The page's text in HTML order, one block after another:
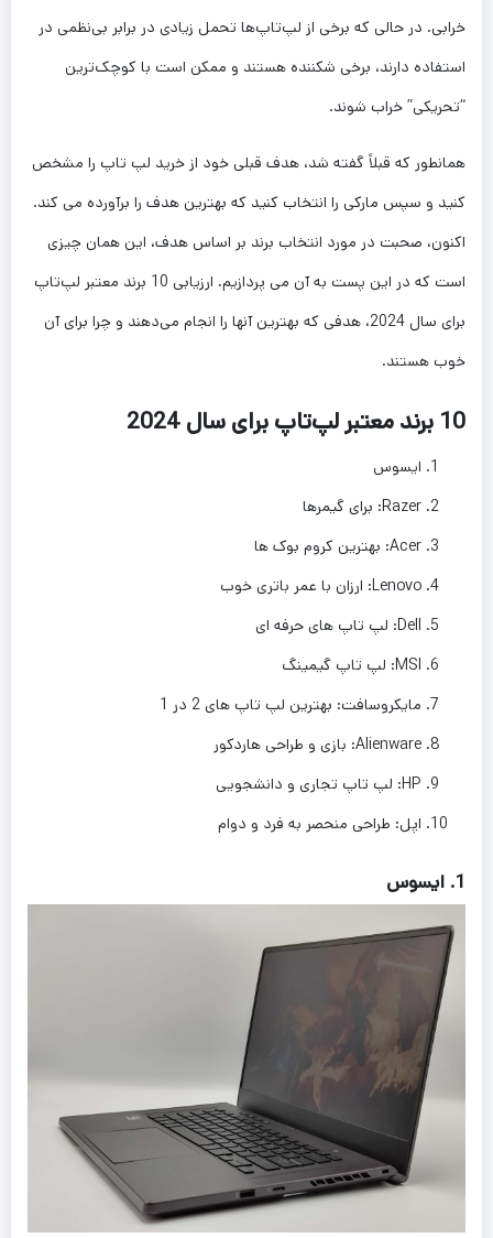
خرابی. در حالی که برخی از لپ‌تاپ‌ها تحمل زیادی در برابر بی‌نظمی در
استفاده دارند، برخی شکننده هستند و ممکن است با کوچک‌ترین
“تحریکی” خراب شوند.
همانطور که قبلاً گفته شد، هدف قبلی خود از خرید لپ تاپ را مشخص
کنید و سپس مارکی را انتخاب کنید که بهترین هدف را برآورده می کند.
اکنون، صحبت در مورد انتخاب برند بر اساس هدف، این همان چیزی
است که در این پست به آن می پردازیم. ارزیابی 10 برند معتبر لپ‌تاپ
برای سال 2024، هدفی که بهترین آنها را انجام می‌دهند و چرا برای آن
خوب هستند.
10 برند معتبر لپ‌تاپ برای سال 2024
ایسوس
Razer: برای گیمرها
Acer: بهترین کروم بوک ها
Lenovo: ارزان با عمر باتری خوب
Dell: لپ تاپ های حرفه ای
MSI: لپ تاپ گیمینگ
مایکروسافت: بهترین لپ تاپ های 2 در 1
Alienware: بازی و طراحی هاردکور
HP: لپ تاپ تجاری و دانشجویی
اپل: طراحی منحصر به فرد و دوام
1. ایسوس